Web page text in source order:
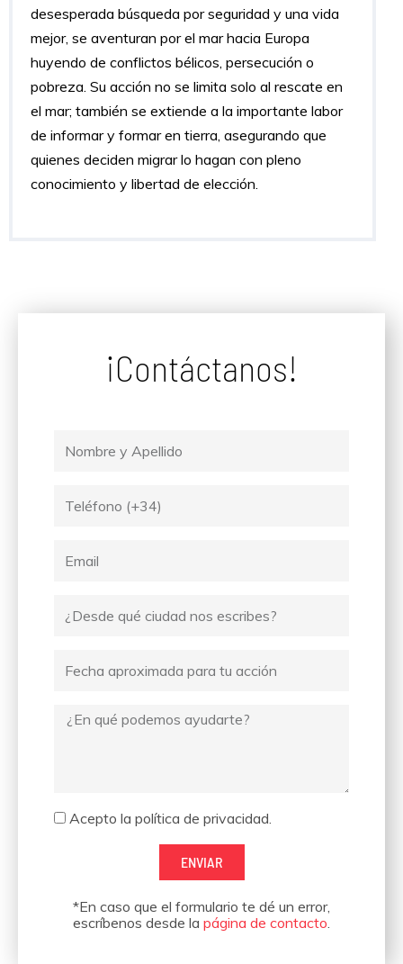
desesperada búsqueda por seguridad y una vida
mejor, se aventuran por el mar hacia Europa
huyendo de conflictos bélicos, persecución o
pobreza. Su acción no se limita solo al rescate en
el mar; también se extiende a la importante labor
de informar y formar en tierra, asegurando que
quienes deciden migrar lo hagan con pleno
conocimiento y libertad de elección.
¡Contáctanos!
escribes
Mensaje
Aceptación
Acepto la política de privacidad.
ENVIAR
*En caso que el formulario te dé un error,
escríbenos desde la página de contacto